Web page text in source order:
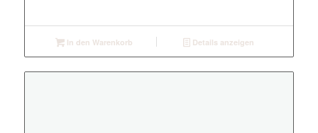
In den Warenkorb Details anzeigen